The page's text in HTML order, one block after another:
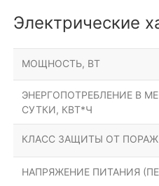
Электрические
МОЩНОСТЬ, ВТ
ЭНЕРГОПОТРЕБЛЕНИЕ В
СУТКИ, КВТ*Ч
КЛАСС ЗАЩИТЫ ОТ
НАПРЯЖЕНИЕ ПИТАНИЯ